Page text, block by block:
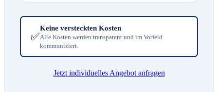
✅
Keine versteckten Kosten
Alle Kosten werden transparent und im Vorfeld
kommuniziert.
Jetzt individuelles Angebot anfragen